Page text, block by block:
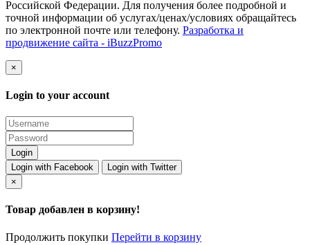
Российской Федерации. Для получения более подробной и
точной информации об услугах/ценах/условиях обращайтесь
по электронной почте или телефону. Разработка и
продвижение сайта - iBuzzPromo
×
Login to your account
Login with Facebook
Login with Twitter
×
Товар добавлен в корзину!
Продолжить покупки Перейти в корзину